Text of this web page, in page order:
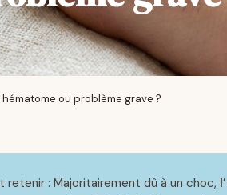
ou problème grave ?
retenir : Majoritairement dû à un choc,